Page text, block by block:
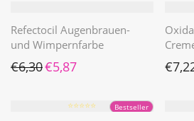
Refectocil Augenbrauen-
und Wimpernfarbe
€6,30 Ursprünglicher Preis war: €6,30
€5,87Aktueller Preis ist: €5,87.
€
Bestseller
⭐️⭐️⭐️⭐️⭐️